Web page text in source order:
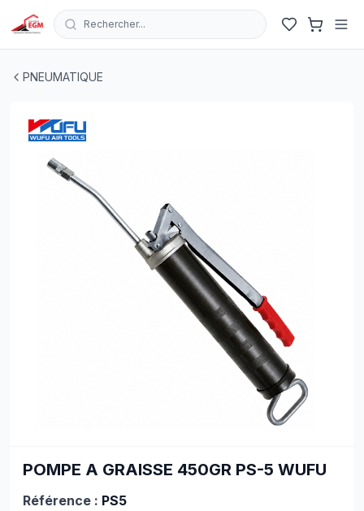
Rechercher...
PNEUMATIQUE
POMPE A GRAISSE 450GR PS-5 WUFU
Référence : PS5